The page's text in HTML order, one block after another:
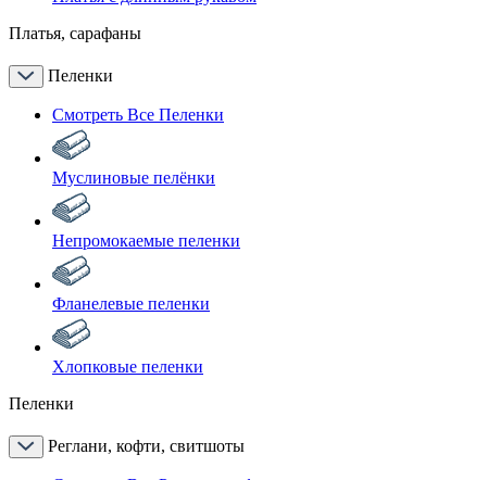
Платья, сарафаны
Пеленки
Смотреть Все Пеленки
Муслиновые пелёнки
Непромокаемые пеленки
Фланелевые пеленки
Хлопковые пеленки
Пеленки
Реглани, кофти, свитшоты